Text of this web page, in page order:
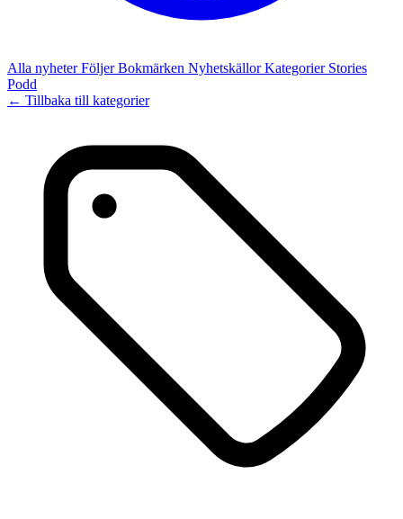
Alla nyheterFöljerBokmärken NyhetskällorKategorier Stories
Podd
← Tillbaka till kategorier